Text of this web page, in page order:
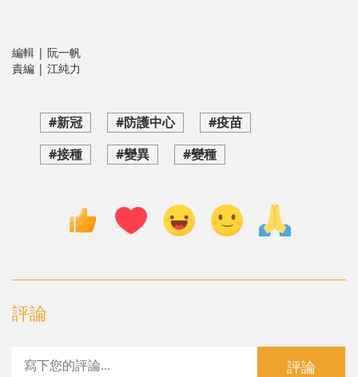
編輯 | 阮一帆
責編 | 江純力
#新冠 #防護中心
#疫苗
#接種
#變異 #變種
評論
評論